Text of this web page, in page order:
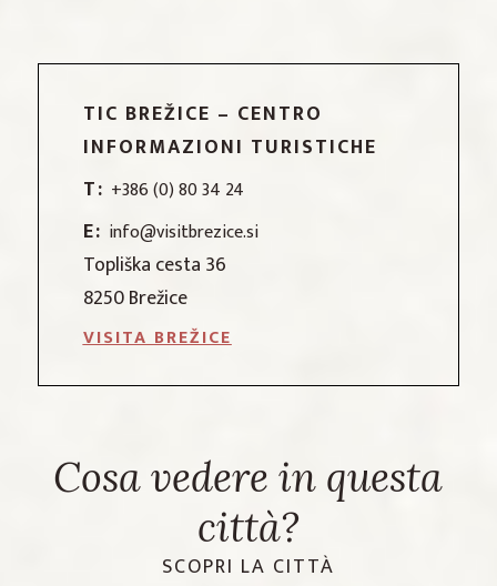
TIC BREŽICE – CENTRO
INFORMAZIONI TURISTICHE
T: +386 (0) 80 34 24
E: info@visitbrezice.si
Topliška cesta 36
8250 Brežice
VISITA BREŽICE
Cosa vedere in questa
città?
SCOPRI LA CITTÀ